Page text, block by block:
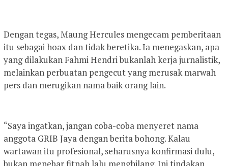
Dengan tegas, Maung Hercules mengecam pemberitaan
itu sebagai hoax dan tidak beretika. Ia menegaskan, apa
yang dilakukan Fahmi Hendri bukanlah kerja jurnalistik,
melainkan perbuatan pengecut yang merusak marwah
pers dan merugikan nama baik orang lain.
“Saya ingatkan, jangan coba-coba menyeret nama
anggota GRIB Jaya dengan berita bohong. Kalau
wartawan itu profesional, seharusnya konfirmasi dulu,
bukan menebar fitnah lalu menghilang. Ini tindakan